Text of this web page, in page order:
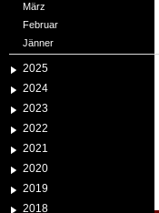
März
Februar
Jänner
2025
2024
2023
2022
2021
2020
2019
2018